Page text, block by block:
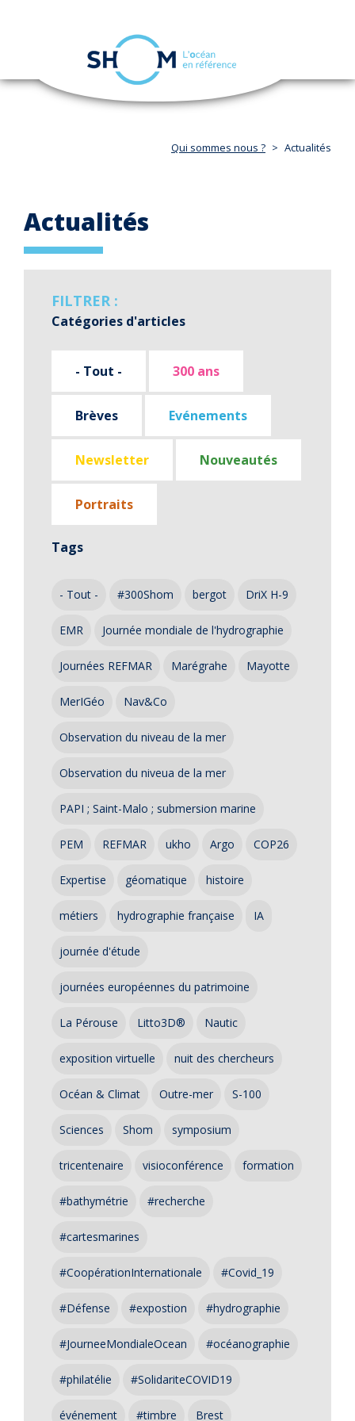
Aller
navigation
Qui sommes nous ? Actualités
Actualités
FILTRER :
Catégories d'articles
- Tout - 300 ans
Brèves Evénements
Newsletter Nouveautés
Portraits
Tags
- Tout - #300Shom bergot DriX H-9
EMR Journée mondiale de l'hydrographie
Journées REFMAR Marégrahe Mayotte
MerIGéo Nav&Co
Observation du niveau de la mer
Observation du niveua de la mer
PAPI ; Saint-Malo ; submersion marine
PEM REFMAR ukho Argo COP26
Expertise géomatique histoire
métiers hydrographie française IA
journée d'étude
journées européennes du patrimoine
La Pérouse Litto3D® Nautic
exposition virtuelle nuit des chercheurs
Océan & Climat Outre-mer S-100
Sciences Shom symposium
tricentenaire visioconférence formation
#bathymétrie #recherche
#cartesmarines
#CoopérationInternationale #Covid_19
#Défense #expostion #hydrographie
#JourneeMondialeOcean #océanographie
#philatélie #SolidariteCOVID19
événement #timbre Brest